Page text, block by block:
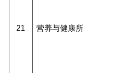
21 营养与健康所